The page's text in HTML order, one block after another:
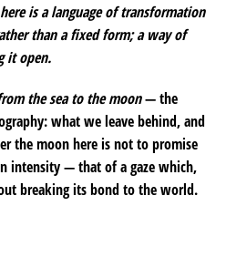
is a language of transformation
than a fixed form; a way of
it open.
the sea to the moon— the
what we leave behind, and
the moon here is not to promise
intensity — that of a gaze which,
breaking its bond to the world.